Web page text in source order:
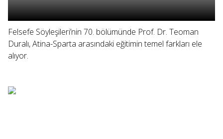
Felsefe Söyleşileri’nin 70. bölümünde Prof. Dr. Teoman
Duralı, Atina-Sparta arasındaki eğitimin temel farkları ele
alıyor.